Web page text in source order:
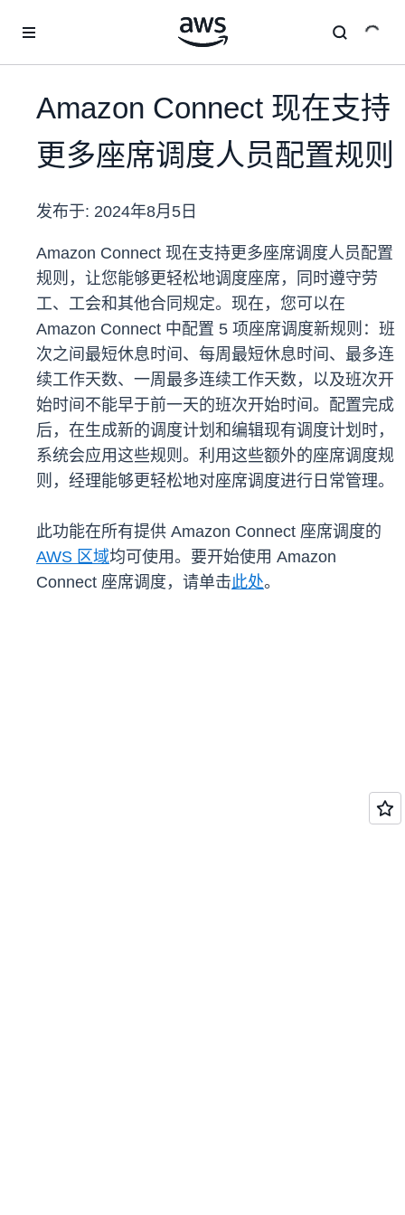
Amazon Connect 现在支持
更多座席调度人员配置规则
发布于: 2024年8月5日
Amazon Connect 现在支持更多座席调度人员配置
规则，让您能够更轻松地调度座席，同时遵守劳
工、工会和其他合同规定。现在，您可以在
Amazon Connect 中配置 5 项座席调度新规则：班
次之间最短休息时间、每周最短休息时间、最多连
续工作天数、一周最多连续工作天数，以及班次开
始时间不能早于前一天的班次开始时间。配置完成
后，在生成新的调度计划和编辑现有调度计划时，
系统会应用这些规则。利用这些额外的座席调度规
则，经理能够更轻松地对座席调度进行日常管理。
此功能在所有提供 Amazon Connect 座席调度的
AWS 区域均可使用。要开始使用 Amazon
Connect 座席调度，请单击此处。